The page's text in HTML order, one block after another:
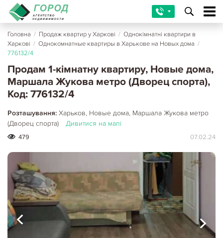
Головна / Продаж квартир у Харкові / Однокімнатні квартири в
Харкові / Однокомнатные квартиры в Харькове на Новых дома /
776132/4
Продам 1-кімнатну квартиру, Новые дома,
Маршала Жукова метро (Дворец спорта),
Код: 776132/4
Розташування: Харьков, Новые дома, Маршала Жукова метро
(Дворец спорта)
Дивитися на мапі
479 07.02.24